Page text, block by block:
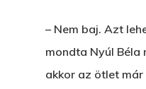
– Nem baj. Azt
mondta Nyúl
akkor az ötlet